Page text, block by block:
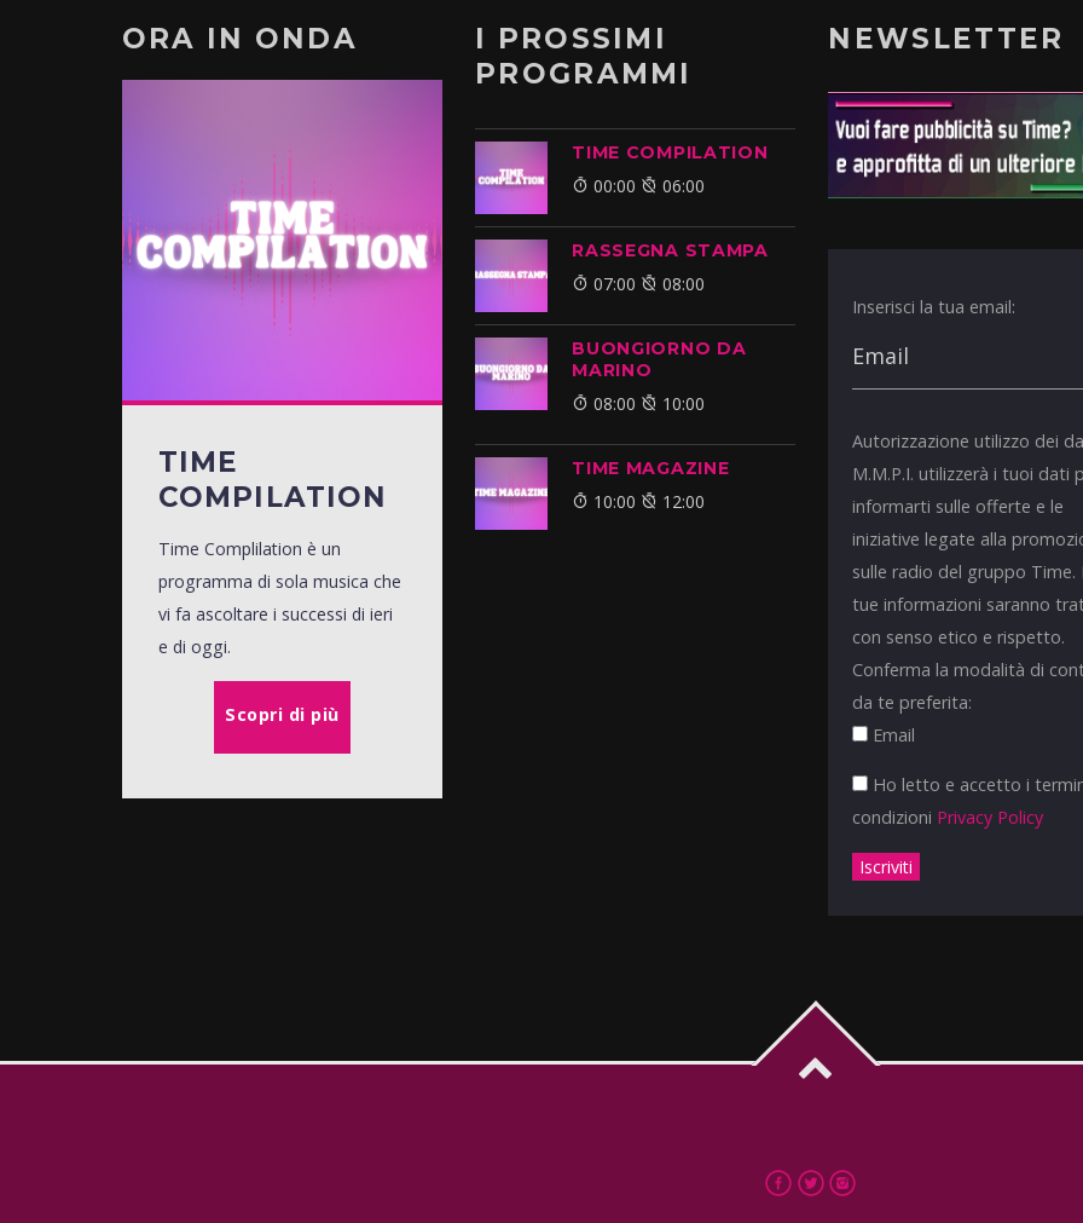
ORA IN ONDA
TIME
COMPILATION
Time Complilation è un
programma di sola musica che
vi fa ascoltare i successi di ieri
e di oggi.
Scopri di più
I PROSSIMI
PROGRAMMI
TIME COMPILATION
00:00 06:00
RASSEGNA STAMPA
07:00 08:00
BUONGIORNO DA
MARINO
08:00 10:00
TIME MAGAZINE
10:00 12:00
NEWSLETTER
Inserisci la tua email:
Autorizzazione utilizzo dei
M.M.P.I. utilizzerà i tuoi dati
informarti sulle offerte e le
iniziative legate alla
sulle radio del gruppo Time.
tue informazioni saranno
con senso etico e rispetto.
Conferma la modalità di
da te preferita:
Email
Ho letto e accetto i
condizioni Privacy Policy